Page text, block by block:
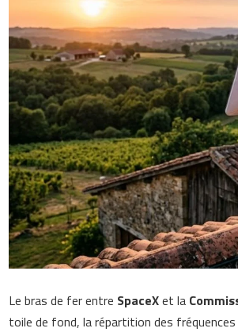
Le bras de fer entre SpaceXet la
toile de fond, la répartition des